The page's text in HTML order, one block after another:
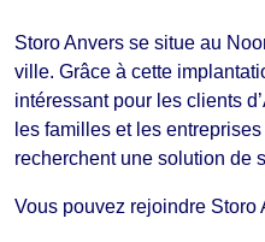
Storo Anvers se situe au
ville. Grâce à cette
intéressant pour les clients
les familles et les
recherchent une solution de
Vous pouvez rejoindre Storo